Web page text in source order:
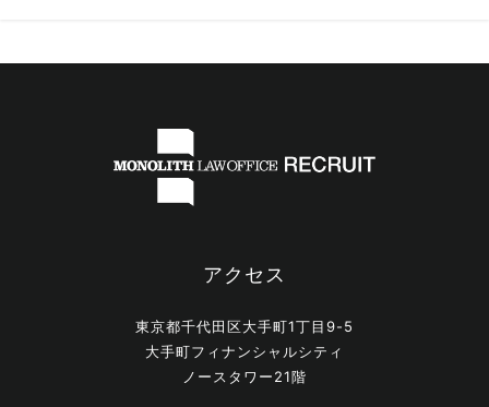
アクセス
東京都千代田区大手町1丁目9-5
大手町フィナンシャルシティ
ノースタワー21階